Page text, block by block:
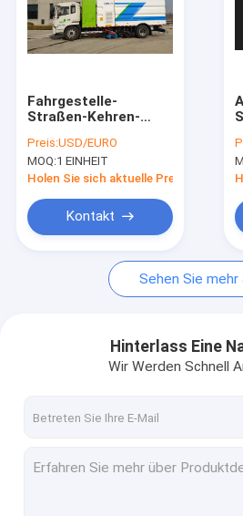
Über uns
Fabrik-Ausflug
Nachrichten
Fordern Sie ein Zitat
Flughafen-Schutzblech-Bus
Selbstfahrende Passagier-
Flughafen Ambulift
Fahrgestelle-
Straßen-Kehren-
bequeme Bedienung
Foton Aoling
Preis:USD/EURO
MOQ:1 EINHEIT
Holen Sie sich aktuelle Preis
Kontakt
Sehen Sie mehr
Hinterlass Eine
Wir Werden Schnell